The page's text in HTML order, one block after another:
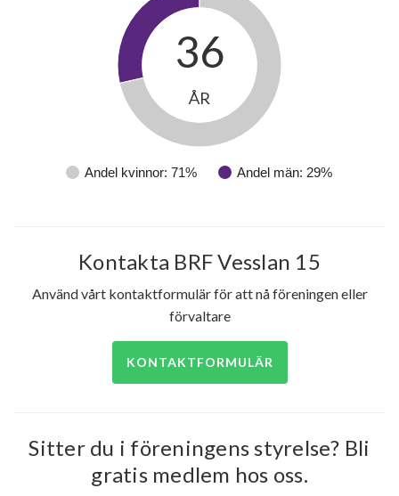
Andel kvinnor: 71% Andel män: 29%
36
ÅR
Kontakta BRF Vesslan 15
Använd vårt kontaktformulär för att nå föreningen eller
förvaltare
KONTAKTFORMULÄR
Sitter du i föreningens styrelse? Bli
gratis medlem hos oss.